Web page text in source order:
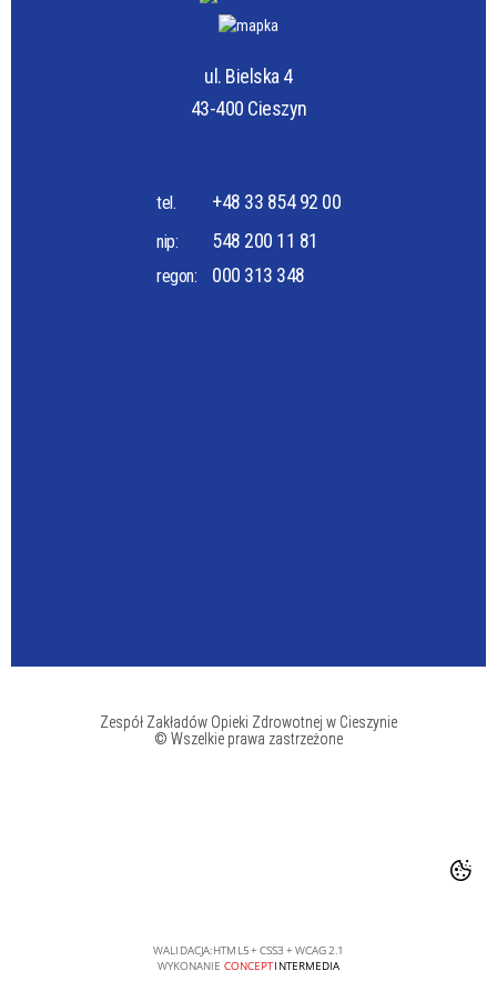
ul. Bielska 4
43-400 Cieszyn
tel. +48 33 854 92 00
nip: 548 200 11 81
regon: 000 313 348
Zespół Zakładów Opieki Zdrowotnej w Cieszynie
© Wszelkie prawa zastrzeżone
WALIDACJA:HTML5+CSS3 +WCAG 2.1
WYKONANIE CONCEPTINTERMEDIA